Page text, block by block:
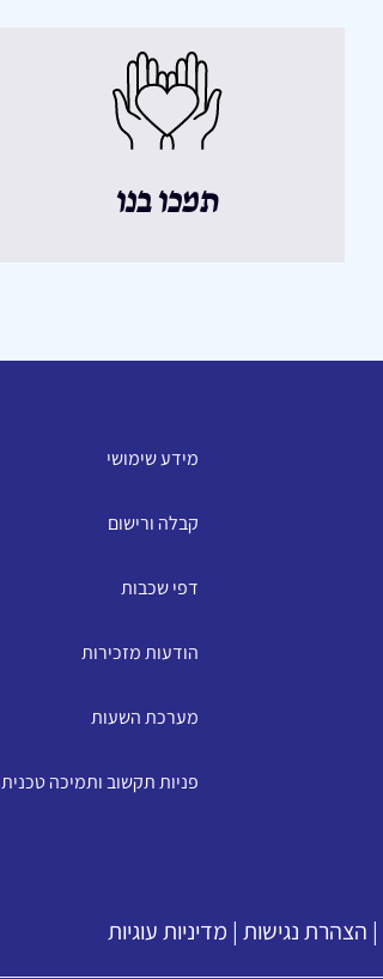
תמכו בנו
מידע שימושי
קבלה ורישום
דפי שכבות
הודעות מזכירות
מערכת השעות
פניות תקשוב ותמיכה טכנית
| הצהרת נגישות | מדיניות עוגיות